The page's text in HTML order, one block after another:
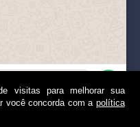
visitas para melhorar sua
você concorda com a política